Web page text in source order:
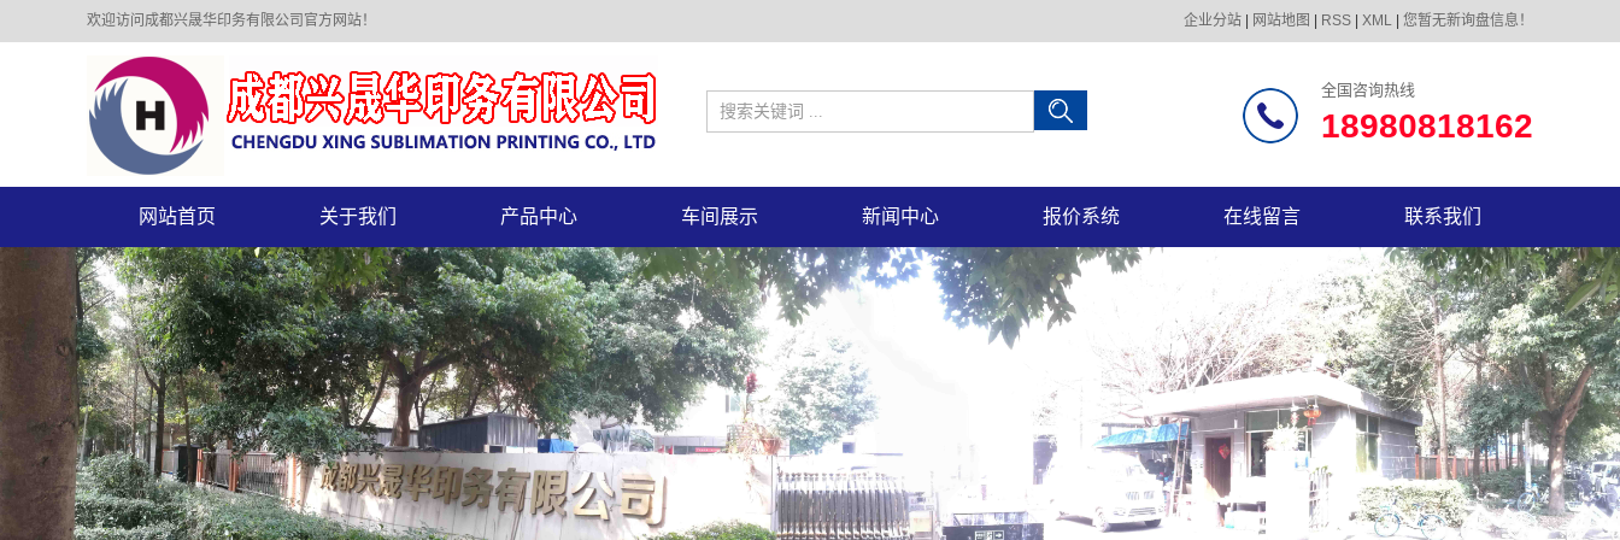
欢迎访问成都兴晟华印务有限公司官方网站！ 企业分站 网站地图 RSS XML 您暂无新询盘信息！
全国咨询热线
18980818162
网站首页 关于我们 产品中心 车间展示 新闻中心 报价系统 在线留言 联系我们